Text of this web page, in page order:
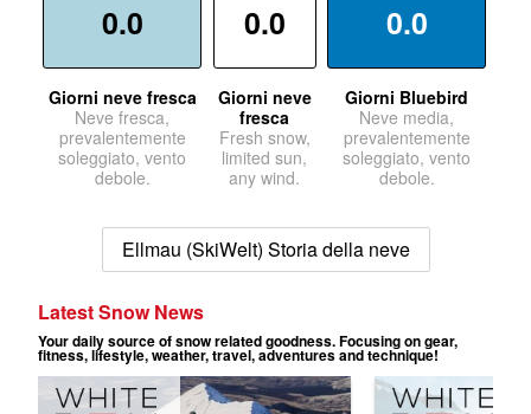
0.0
Giorni neve fresca
Neve fresca,
prevalentemente
soleggiato, vento
debole.
0.0
Giorni neve
fresca
Fresh snow,
limited sun,
any wind.
0.0
Giorni Bluebird
Neve media,
prevalentemente
soleggiato, vento
debole.
Ellmau (SkiWelt) Storia della neve